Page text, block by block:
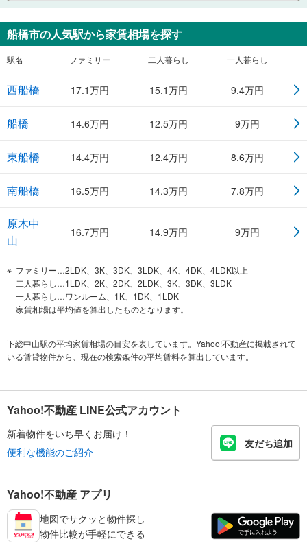
船橋市の人気駅から家賃相場を探す
駅名 ファミリー 二人暮らし 一人暮らし
西船橋 17.1万円 15.1万円 9.4万円
船橋 14.6万円 12.5万円 9万円
東船橋 14.4万円 12.4万円 8.6万円
南船橋 16.5万円 14.3万円 7.8万円
原木中
山
16.7万円 14.9万円 9万円
ファミリー…2LDK、3K、3DK、3LDK、4K、4DK、4LDK以上
二人暮らし…1LDK、2K、2DK、2LDK、3K、3DK、3LDK
一人暮らし…ワンルーム、1K、1DK、1LDK
家賃相場は平均値を算出したものとなります。
下総中山駅の平均家賃相場の目安を表しています。Yahoo!不動産に掲載されて
いる賃貸物件から、現在の検索条件の平均賃料を算出しています。
Yahoo!不動産 LINE公式アカウント
新着物件をいち早くお届け！
便利な機能のご紹介
友だち追加
Yahoo!不動産 アプリ
地図でサクッと物件探し
物件比較が手軽にできる